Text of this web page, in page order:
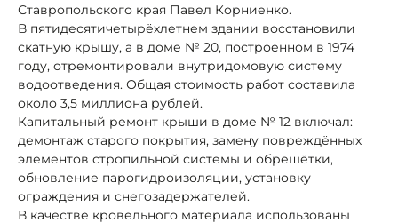
Ставропольского края Павел Корниенко.
В пятидесятичетырёхлетнем здании восстановили
скатную крышу, а в доме № 20, построенном в 1974
году, отремонтировали внутридомовую систему
водоотведения. Общая стоимость работ составила
около 3,5 миллиона рублей.
Капитальный ремонт крыши в доме № 12 включал:
демонтаж старого покрытия, замену повреждённых
элементов стропильной системы и обрешётки,
обновление парогидроизоляции, установку
ограждения и снегозадержателей.
В качестве кровельного материала использованы